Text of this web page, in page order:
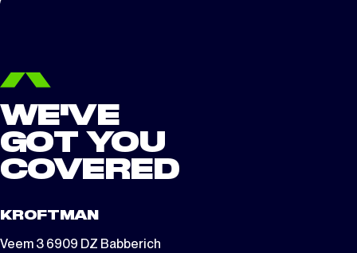
WE'VE
GOT YOU
COVERED
KROFTMAN
Veem 3 6909 DZ Babberich